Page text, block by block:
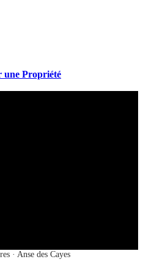
une Propriété
· Anse des Cayes